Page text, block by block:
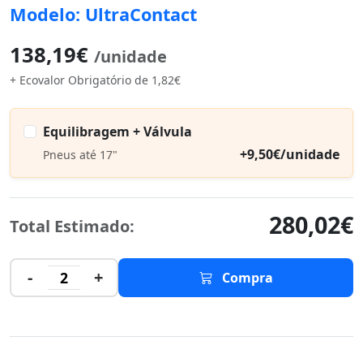
Modelo: UltraContact
138,19€ /unidade
+ Ecovalor Obrigatório de 1,82€
Equilibragem + Válvula
Pneus até 17" +9,50€/unidade
Total Estimado: 280,02€
- 2 + Compra